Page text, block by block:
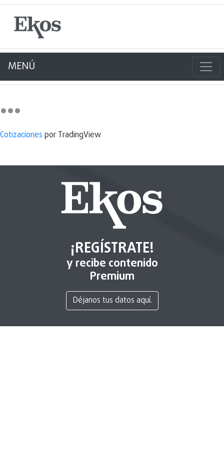
MENÚ
Cotizaciones por TradingView
¡REGÍSTRATE!
y recibe contenido
Premium
Déjanos tus datos aquí.